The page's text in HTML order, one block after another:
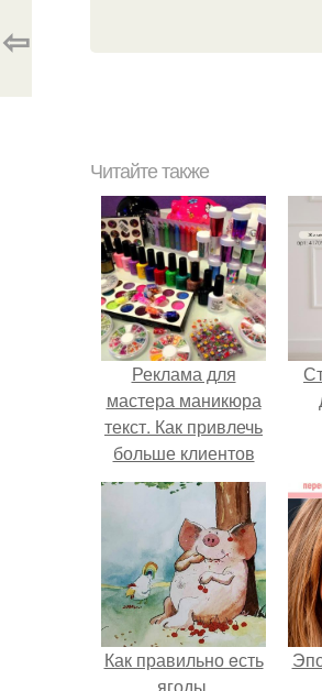
⇦
Читайте также
Реклама для
мастера маникюра
текст. Как привлечь
больше клиентов
на маникюр
Как правильно eсть